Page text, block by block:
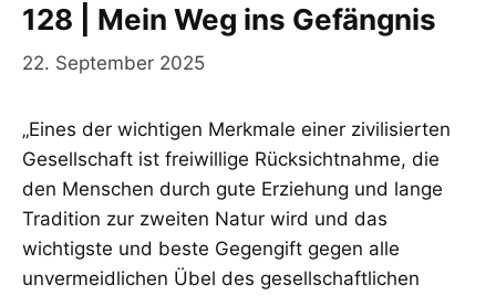
128 | Mein Weg ins Gefängnis
22. September 2025
„Eines der wichtigen Merkmale einer zivilisierten
Gesellschaft ist freiwillige Rücksichtnahme, die
den Menschen durch gute Erziehung und lange
Tradition zur zweiten Natur wird und das
wichtigste und beste Gegengift gegen alle
unvermeidlichen Übel des gesellschaftlichen